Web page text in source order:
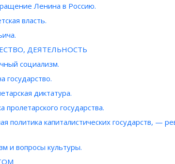
Ленина в Россию.
власть.
ДЕЯТЕЛЬНОСТЬ
социализм.
государство.
диктатура.
государства.
политика капиталистических государств, —
и вопросы культуры.